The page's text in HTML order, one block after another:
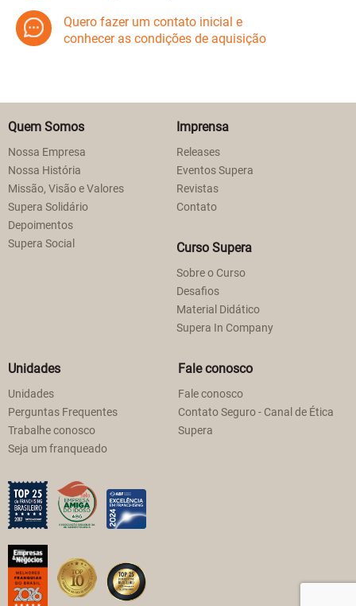
Quero fazer um contato inicial e
conhecer as condições de aquisição
Quem Somos
Nossa Empresa
Nossa História
Missão, Visão e Valores
Supera Solidário
Depoimentos
Supera Social
Imprensa
Releases
Eventos Supera
Revistas
Contato
Curso Supera
Sobre o Curso
Desafios
Material Didático
Supera In Company
Unidades
Unidades
Perguntas Frequentes
Trabalhe conosco
Seja um franqueado
Fale conosco
Fale conosco
Contato Seguro - Canal de Ética
Supera